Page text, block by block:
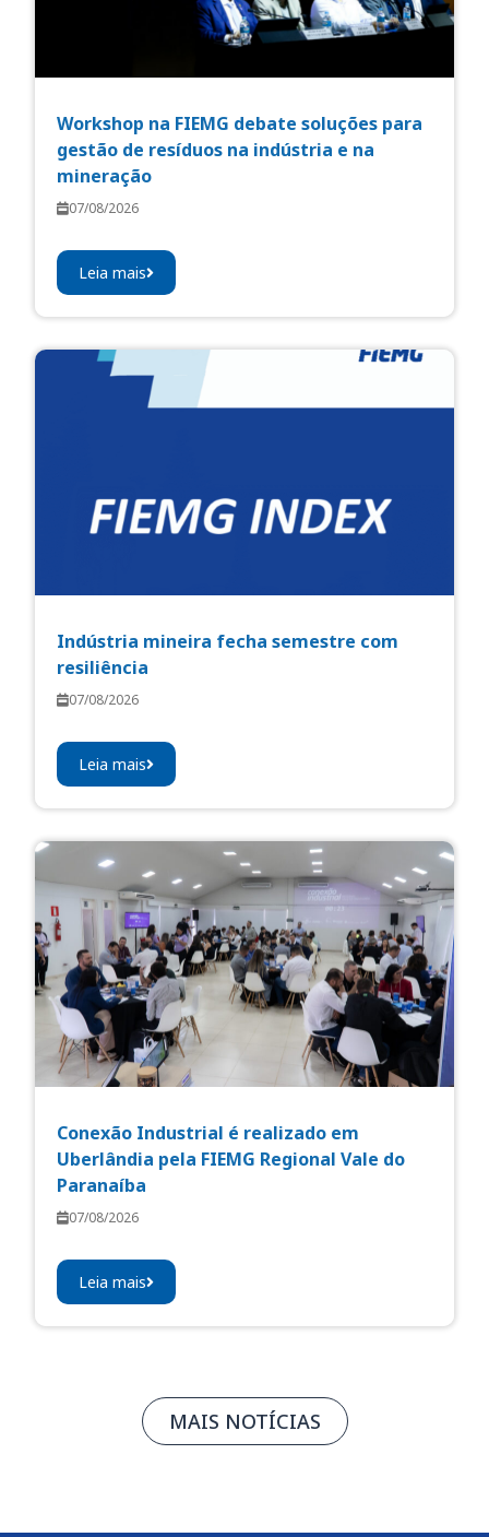
Workshop na FIEMG debate soluções para
gestão de resíduos na indústria e na
mineração
07/08/2026
Leia mais
Indústria mineira fecha semestre com
resiliência
07/08/2026
Leia mais
Conexão Industrial é realizado em
Uberlândia pela FIEMG Regional Vale do
Paranaíba
07/08/2026
Leia mais
MAIS NOTÍCIAS